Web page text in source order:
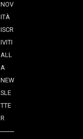
NOV
ITÀ
ISCR
IVITI
ALL
A
NEW
SLE
TTE
R